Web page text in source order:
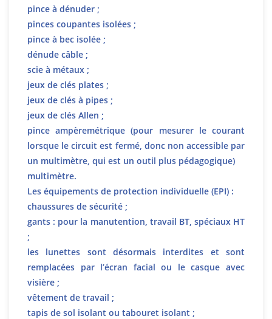
pince à dénuder ;
pinces coupantes isolées ;
pince à bec isolée ;
dénude câble ;
scie à métaux ;
jeux de clés plates ;
jeux de clés à pipes ;
jeux de clés Allen ;
pince ampèremétrique (pour mesurer le courant
lorsque le circuit est fermé, donc non accessible par
un multimètre, qui est un outil plus pédagogique)
multimètre.
Les équipements de protection individuelle (EPI) :
chaussures de sécurité ;
gants : pour la manutention, travail BT, spéciaux HT
;
les lunettes sont désormais interdites et sont
remplacées par l’écran facial ou le casque avec
visière ;
vêtement de travail ;
tapis de sol isolant ou tabouret isolant ;